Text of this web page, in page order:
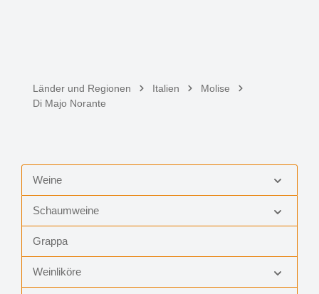
Länder und Regionen Italien
Molise
Di Majo Norante
Weine
Schaumweine
Grappa
Weinliköre